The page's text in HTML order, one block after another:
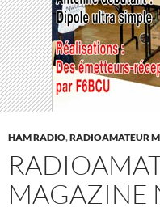
HAM RADIO,RADIOAMATEUR
MAGAZINE